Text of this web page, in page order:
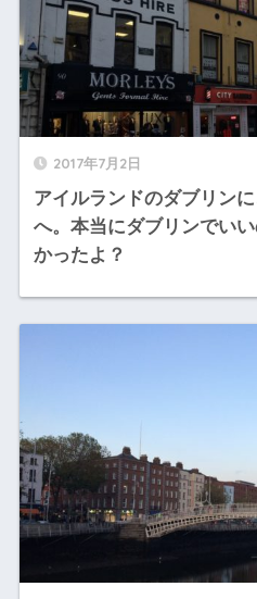
2017年7月2日
アイルランドのダブリン
へ。本当にダブリンでい
かったよ？